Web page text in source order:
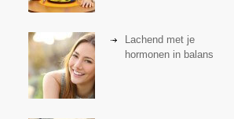
Lachend met je
hormonen in balans